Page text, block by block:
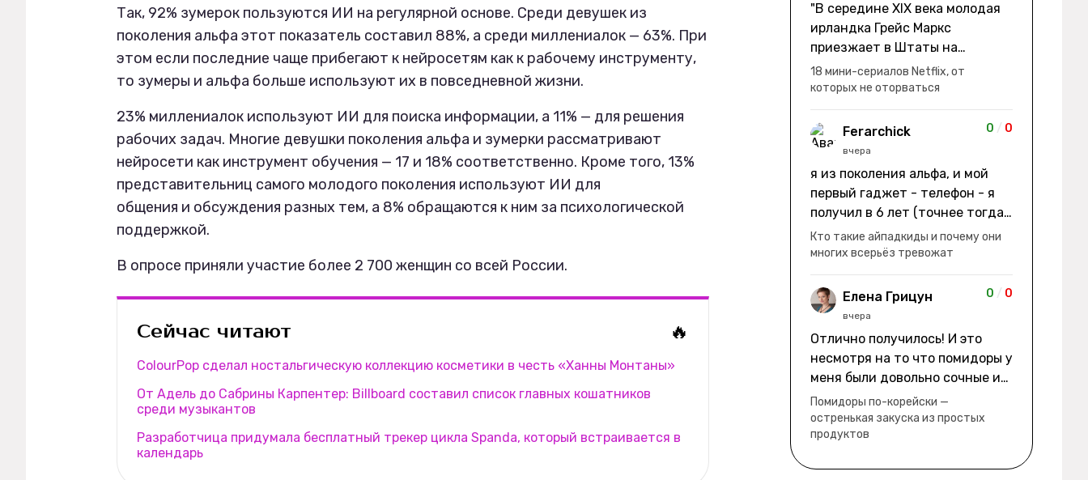
Так, 92% зумерок пользуются ИИ на регулярной основе. Среди девушек из
поколения альфа этот показатель составил 88%, а среди миллениалок — 63%. При
этом если последние чаще прибегают к нейросетям как к рабочему инструменту,
то зумеры и альфа больше используют их в повседневной жизни.
23% миллениалок используют ИИ для поиска информации, а 11% — для решения
рабочих задач. Многие девушки поколения альфа и зумерки рассматривают
нейросети как инструмент обучения — 17 и 18% соответственно. Кроме того, 13%
представительниц самого молодого поколения используют ИИ для
общения и обсуждения разных тем, а 8% обращаются к ним за психологической
поддержкой.
В опросе приняли участие более 2 700 женщин со всей России.
Сейчас читают 🔥
ColourPop сделал ностальгическую коллекцию косметики в честь «Ханны Монтаны»
От Адель до Сабрины Карпентер: Billboard составил список главных кошатников
среди музыкантов
Разработчица придумала бесплатный трекер цикла Spanda, который встраивается в
календарь
"В середине XIX века молодая
ирландка Грейс Маркс
приезжает в Штаты на
заработки" не на заработки -
она иммигрирует с семьей и не
в США, а в Канаду "заниматься
сексом ради удовольствия, а
не для зачатия" - героиня уже
ее побега из общины. не в
первый раз замечаю такие
косяки. с ИИ пишете? :)
18 мини-сериалов Netflix, от
которых не оторваться
Ferarchick
вчера
0 / 0
я из поколения альфа, и мой
первый гаджет - телефон - я
получил в 6 лет (точнее тогда
мне уже было почти 7), потом
его отобрали и я просто
смотрел телик, потом мне
подарили ноутбук, который у
меня до сих пор. ну а в этом
уже другую модель т.к та была
старая и пароль я от него
забыл
Кто такие айпадкиды и почему они
многих всерьёз тревожат
Елена Грицун
вчера
0 / 0
Отлично получилось! И это
несмотря на то что помидоры у
меня были довольно сочные и
водянистые. Ну, зато теперь
полно острой салатной жижи ))
Помидоры по-корейски —
остренькая закуска из простых
продуктов